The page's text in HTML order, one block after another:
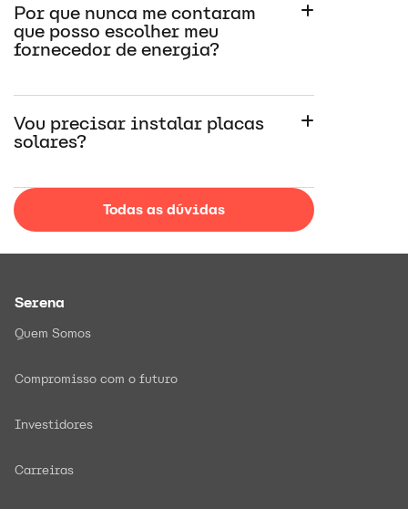
Por que nunca me contaram
que posso escolher meu
fornecedor de energia?
Vou precisar instalar placas
solares?
Todas as dúvidas
Serena
Quem Somos
Compromisso com o futuro
Investidores
Carreiras